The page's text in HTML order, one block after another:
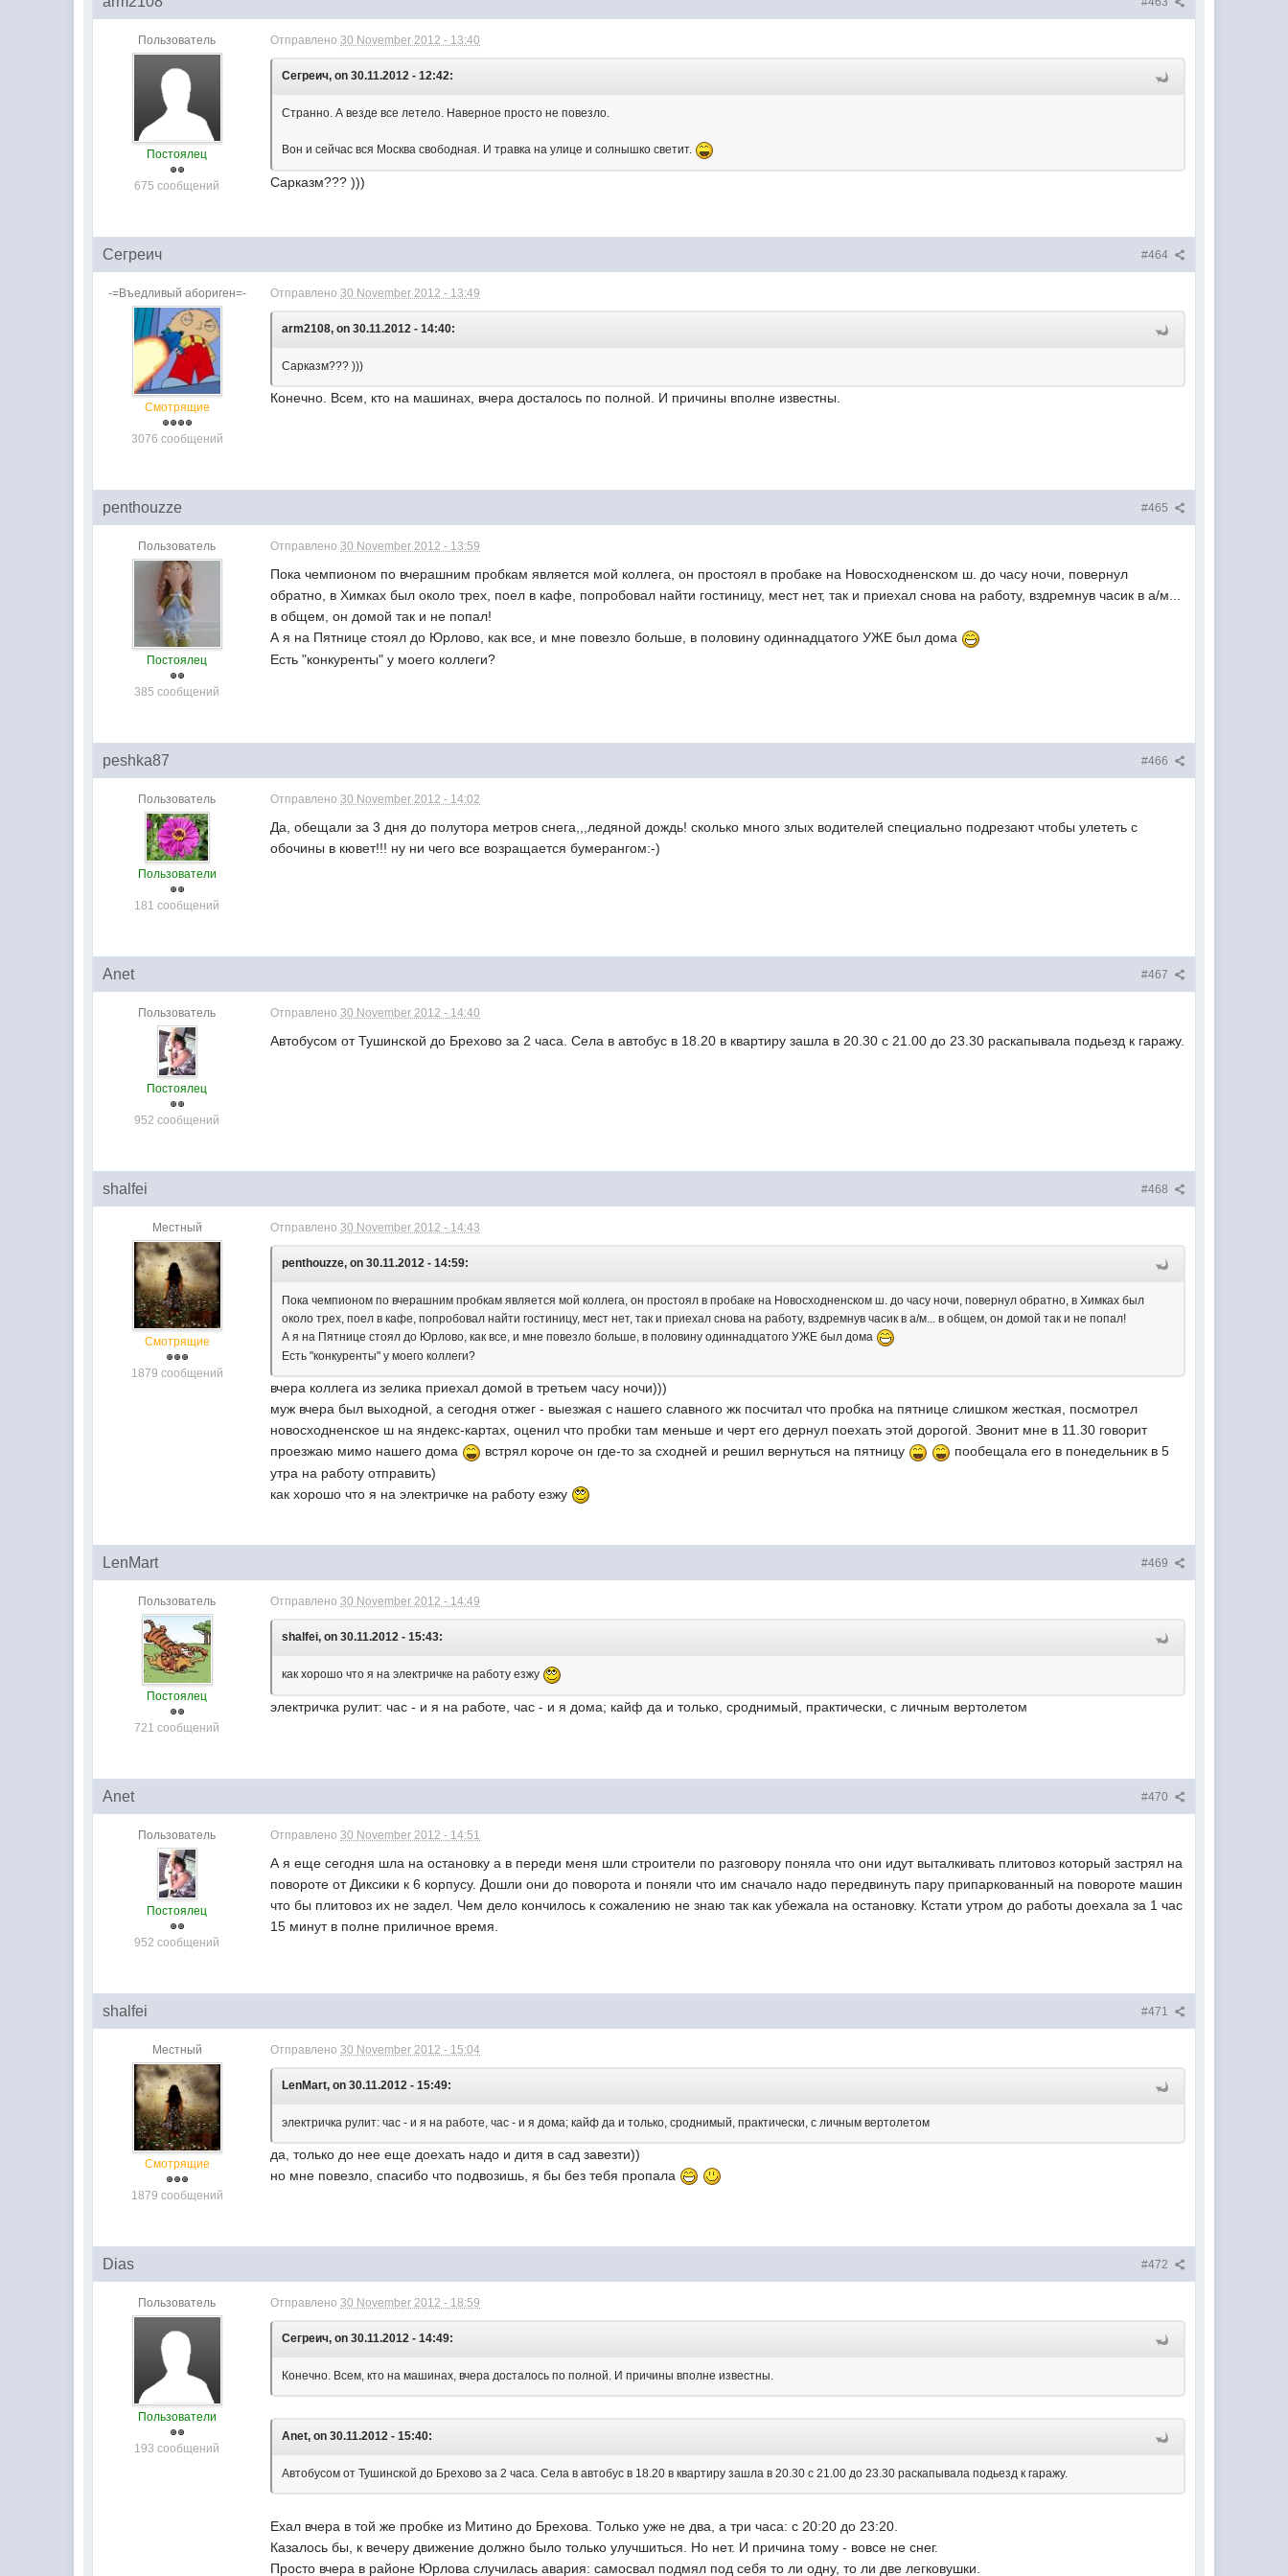
Пользователь
Постоялец
675 сообщений
Отправлено30 November 2012 - 13:40
Сегреич, on 30.11.2012 - 12:42:
Странно. А везде все летело. Наверное просто не повезло.
Вон и сейчас вся Москва свободная. И травка на улице и солнышко светит.
Сарказм??? )))
#464
Сегреич
-=Въедливый абориген=-
Смотрящие
3076 сообщений
Отправлено30 November 2012 - 13:49
arm2108, on 30.11.2012 - 14:40:
Сарказм??? )))
Конечно. Всем, кто на машинах, вчера досталось по полной. И причины вполне известны.
#465
penthouzze
Пользователь
Постоялец
385 сообщений
Отправлено30 November 2012 - 13:59
Пока чемпионом по вчерашним пробкам является мой коллега, он простоял в пробаке на Новосходненском ш. до часу ночи, повернул
обратно, в Химках был около трех, поел в кафе, попробовал найти гостиницу, мест нет, так и приехал снова на работу, вздремнув часик в а/м...
в общем, он домой так и не попал!
А я на Пятнице стоял до Юрлово, как все, и мне повезло больше, в половину одиннадцатого УЖЕ был дома
Есть "конкуренты" у моего коллеги?
#466
peshka87
Пользователь
Пользователи
181 сообщений
Отправлено30 November 2012 - 14:02
Да, обещали за 3 дня до полутора метров снега,,,ледяной дождь! сколько много злых водителей специально подрезают чтобы улететь с
обочины в кювет!!! ну ни чего все возращается бумерангом:-)
#467
Anet
Пользователь
Постоялец
952 сообщений
Отправлено30 November 2012 - 14:40
Автобусом от Тушинской до Брехово за 2 часа. Села в автобус в 18.20 в квартиру зашла в 20.30 с 21.00 до 23.30 раскапывала подьезд к гаражу.
#468
shalfei
Местный
Смотрящие
1879 сообщений
Отправлено30 November 2012 - 14:43
penthouzze, on 30.11.2012 - 14:59:
Пока чемпионом по вчерашним пробкам является мой коллега, он простоял в пробаке на Новосходненском ш. до часу ночи, повернул обратно, в Химках был
около трех, поел в кафе, попробовал найти гостиницу, мест нет, так и приехал снова на работу, вздремнув часик в а/м... в общем, он домой так и не попал!
А я на Пятнице стоял до Юрлово, как все, и мне повезло больше, в половину одиннадцатого УЖЕ был дома
Есть "конкуренты" у моего коллеги?
вчера коллега из зелика приехал домой в третьем часу ночи)))
муж вчера был выходной, а сегодня отжег - выезжая с нашего славного жк посчитал что пробка на пятнице слишком жесткая, посмотрел
новосходненское ш на яндекс-картах, оценил что пробки там меньше и черт его дернул поехать этой дорогой. Звонит мне в 11.30 говорит
проезжаю мимо нашего дома
встрял короче он где-то за сходней и решил вернуться на пятницу
пообещала его в понедельник в 5
утра на работу отправить)
как хорошо что я на электричке на работу езжу
#469
LenMart
Пользователь
Постоялец
721 сообщений
Отправлено30 November 2012 - 14:49
shalfei, on 30.11.2012 - 15:43:
как хорошо что я на электричке на работу езжу
электричка рулит: час - и я на работе, час - и я дома; кайф да и только, сроднимый, практически, с личным вертолетом
#470
Anet
Пользователь
Постоялец
952 сообщений
Отправлено30 November 2012 - 14:51
А я еще сегодня шла на остановку а в переди меня шли строители по разговору поняла что они идут выталкивать плитовоз который застрял на
повороте от Диксики к 6 корпусу. Дошли они до поворота и поняли что им сначало надо передвинуть пару припаркованный на повороте машин
что бы плитовоз их не задел. Чем дело кончилось к сожалению не знаю так как убежала на остановку. Кстати утром до работы доехала за 1 час
15 минут в полне приличное время.
#471
shalfei
Местный
Смотрящие
1879 сообщений
Отправлено30 November 2012 - 15:04
LenMart, on 30.11.2012 - 15:49:
электричка рулит: час - и я на работе, час - и я дома; кайф да и только, сроднимый, практически, с личным вертолетом
да, только до нее еще доехать надо и дитя в сад завезти))
но мне повезло, спасибо что подвозишь, я бы без тебя пропала
#472
Dias
Пользователь
Пользователи
193 сообщений
Отправлено30 November 2012 - 18:59
Сегреич, on 30.11.2012 - 14:49:
Конечно. Всем, кто на машинах, вчера досталось по полной. И причины вполне известны.
Anet, on 30.11.2012 - 15:40:
Автобусом от Тушинской до Брехово за 2 часа. Села в автобус в 18.20 в квартиру зашла в 20.30 с 21.00 до 23.30 раскапывала подьезд к гаражу.
Ехал вчера в той же пробке из Митино до Брехова. Только уже не два, а три часа: с 20:20 до 23:20.
Казалось бы, к вечеру движение должно было только улучшиться. Но нет. И причина тому - вовсе не снег.
Просто вчера в районе Юрлова случилась авария: самосвал подмял под себя то ли одну, то ли две легковушки.